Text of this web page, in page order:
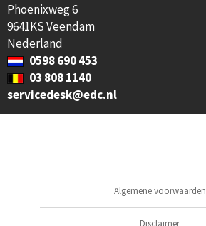
Phoenixweg 6
9641KS Veendam
Nederland
0598 690 453
03 808 1140
servicedesk@edc.nl
Algemene voorwaarden
Disclaimer